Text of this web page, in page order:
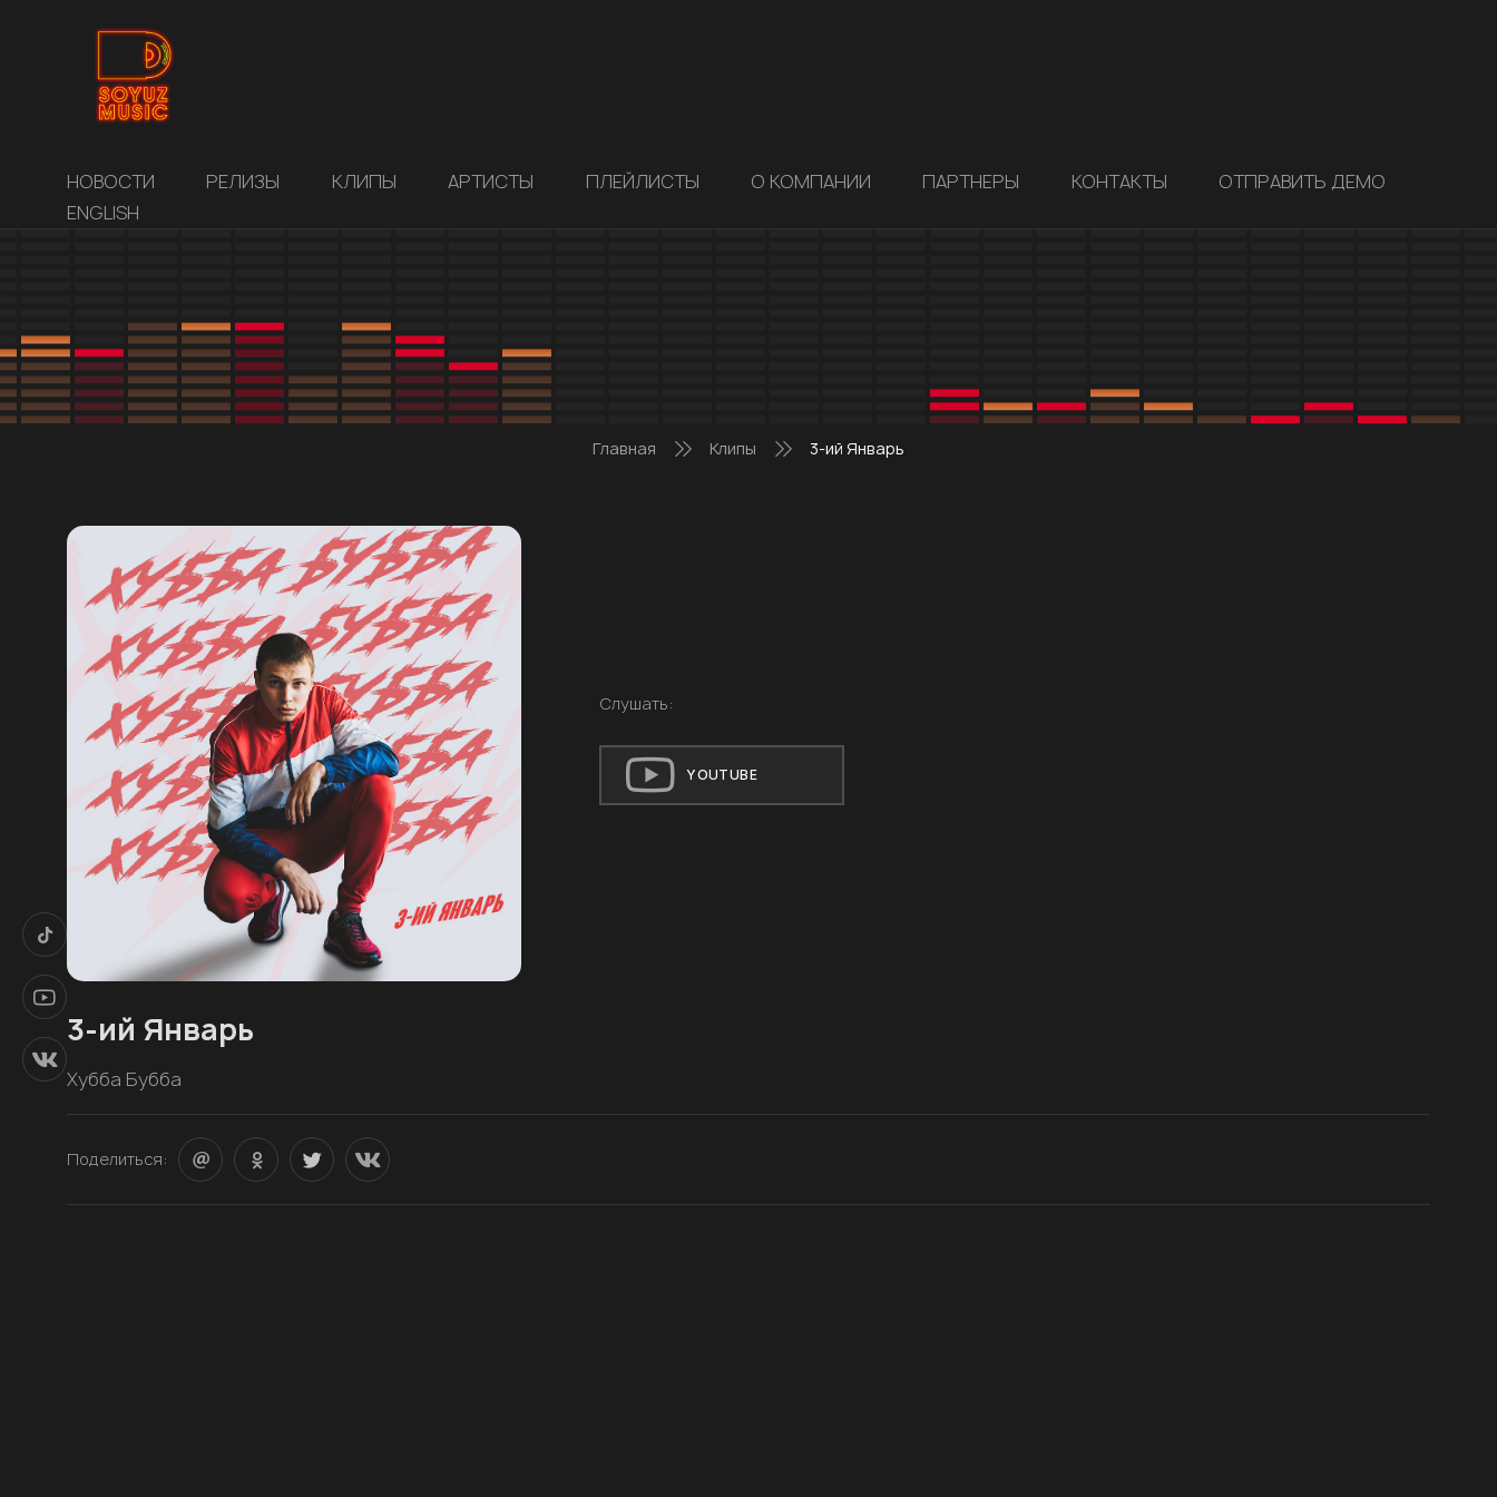
НОВОСТИ РЕЛИЗЫ КЛИПЫ АРТИСТЫ ПЛЕЙЛИСТЫ О КОМПАНИИ ПАРТНЕРЫ КОНТАКТЫ
ОТПРАВИТЬ ДЕМО
ENGLISH
Главная Клипы 3-ий Январь
Слушать:
YOUTUBE
3-ий Январь
Хубба Бубба
Поделиться: